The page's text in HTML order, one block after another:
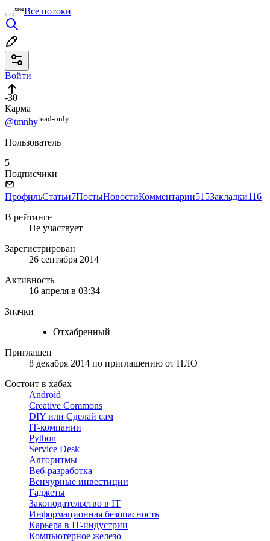
Все потоки
Войти
-30
Карма
@tmnhyread⁠-⁠only
Пользователь
5
Подписчики
ПрофильСтатьи7ПостыНовостиКомментарии515Закладки116
В рейтинге
Не участвует
Зарегистрирован
26 сентября 2014
Активность
16 апреля в 03:34
Значки
Отхабренный
Приглашен
8 декабря 2014 по приглашению от НЛО
Состоит в хабах
Android
Creative Commons
DIY или Сделай сам
IT-компании
Python
Service Desk
Алгоритмы
Веб-разработка
Венчурные инвестиции
Гаджеты
Законодательство в IT
Информационная безопасность
Карьера в IT-индустрии
Компьютерное железо